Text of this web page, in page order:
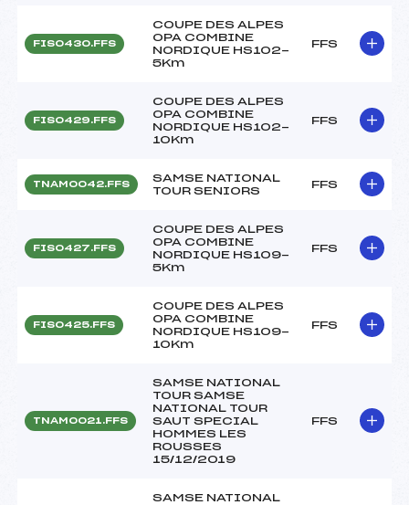
FIS0430.FFS
COUPE DES ALPES
OPA COMBINE
NORDIQUE HS102-
5Km
FFS
FIS0429.FFS
COUPE DES ALPES
OPA COMBINE
NORDIQUE HS102-
10Km
FFS
TNAM0042.FFS
SAMSE NATIONAL
TOUR SENIORS
FFS
FIS0427.FFS
COUPE DES ALPES
OPA COMBINE
NORDIQUE HS109-
5Km
FFS
FIS0425.FFS
COUPE DES ALPES
OPA COMBINE
NORDIQUE HS109-
10Km
FFS
TNAM0021.FFS
SAMSE NATIONAL
TOUR SAMSE
NATIONAL TOUR
SAUT SPECIAL
HOMMES LES
ROUSSES
15/12/2019
FFS
SAMSE NATIONAL